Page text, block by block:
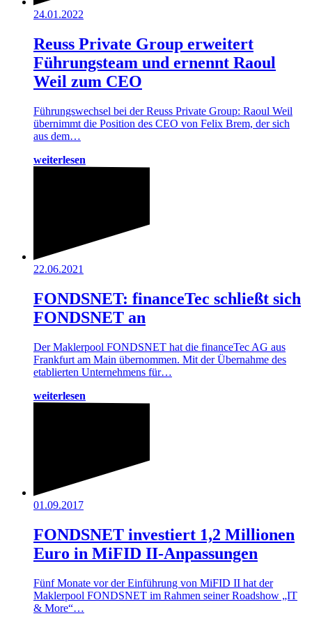
24.01.2022
Reuss Private Group erweitert
Führungsteam und ernennt Raoul
Weil zum CEO
Führungswechsel bei der Reuss Private Group: Raoul Weil
übernimmt die Position des CEO von Felix Brem, der sich
aus dem…
weiterlesen
22.06.2021
FONDSNET: financeTec schließt sich
FONDSNET an
Der Maklerpool FONDSNET hat die financeTec AG aus
Frankfurt am Main übernommen. Mit der Übernahme des
etablierten Unternehmens für…
weiterlesen
01.09.2017
FONDSNET investiert 1,2 Millionen
Euro in MiFID II-Anpassungen
Fünf Monate vor der Einführung von MiFID II hat der
Maklerpool FONDSNET im Rahmen seiner Roadshow „IT
& More“…